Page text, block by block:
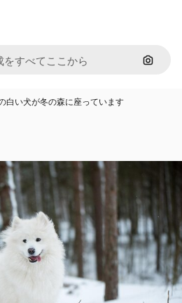
画像で
白い犬が冬の森に座っています